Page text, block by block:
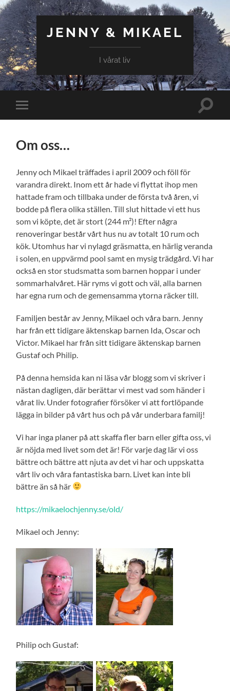
JENNY & MIKAEL
I vårat liv
Slå
på/av
Slå
Om oss…
Jenny och Mikael träffades i april 2009 och föll för
varandra direkt. Inom ett år hade vi flyttat ihop men
hattade fram och tillbaka under de första två åren, vi
bodde på flera olika ställen. Till slut hittade vi ett hus
som vi köpte, det är stort (244 m²)! Efter några
renoveringar består vårt hus nu av totalt 10 rum och
kök. Utomhus har vi nylagd gräsmatta, en härlig veranda
i solen, en uppvärmd pool samt en mysig trädgård. Vi har
också en stor studsmatta som barnen hoppar i under
sommarhalvåret. Här ryms vi gott och väl, alla barnen
har egna rum och de gemensamma ytorna räcker till.
Familjen består av Jenny, Mikael och våra barn. Jenny
har från ett tidigare äktenskap barnen Ida, Oscar och
Victor. Mikael har från sitt tidigare äktenskap barnen
Gustaf och Philip.
På denna hemsida kan ni läsa vår blogg som vi skriver i
nästan dagligen, där berättar vi mest vad som händer i
vårat liv. Under fotografier försöker vi att fortlöpande
lägga in bilder på vårt hus och på vår underbara familj!
Vi har inga planer på att skaffa fler barn eller gifta oss, vi
är nöjda med livet som det är! För varje dag lär vi oss
bättre och bättre att njuta av det vi har och uppskatta
vårt liv och våra fantastiska barn. Livet kan inte bli
bättre än så här
https://mikaelochjenny.se/old/
Mikael och Jenny:
Philip och Gustaf: